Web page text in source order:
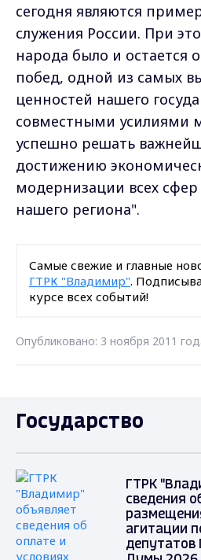
сегодня являются
служения России. При
народа было и остается
побед, одной из самых
ценностей нашего
совместными усилиями
успешно решать
достижению
модернизации всех
нашего региона".
Самые свежие и главные
ГТРК "Владимир".
курсе всех событий!
Опубликовано: 3 ноября 2011
Государство
ГТРК
сведения
агитации
депутатов